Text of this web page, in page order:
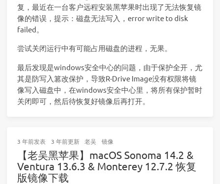
复，最近在一台客户远程安装黑苹果时出现了无法恢复镜
像的错误，提示：磁盘无法写入，error write to disk
failed。
尝试关闭运行中有可能占用磁盘的进程，无果。
最后发现是windows安全中心的问题，由于保护全开，尤
其是防写入篡改保护，导致R-Drive Image没有权限将镜
像写入磁盘中，在windows安全中心里，将所有保护暂时
关闭即可，然后待恢复好镜像后再打开。
3 年前发表 3 年前更新 老吴 镜像
【老吴黑苹果】macOS Sonoma 14.2 &
Ventura 13.6.3 & Monterey 12.7.2 恢复
版镜像下载